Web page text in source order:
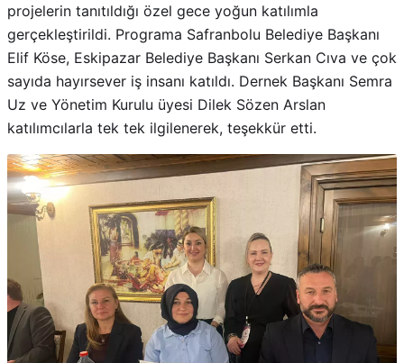
projelerin tanıtıldığı özel gece yoğun katılımla
gerçekleştirildi. Programa Safranbolu Belediye Başkanı
Elif Köse, Eskipazar Belediye Başkanı Serkan Cıva ve çok
sayıda hayırsever iş insanı katıldı. Dernek Başkanı Semra
Uz ve Yönetim Kurulu üyesi Dilek Sözen Arslan
katılımcılarla tek tek ilgilenerek, teşekkür etti.